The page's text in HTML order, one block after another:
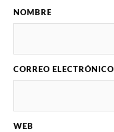
NOMBRE
CORREO ELECTRÓNICO
WEB